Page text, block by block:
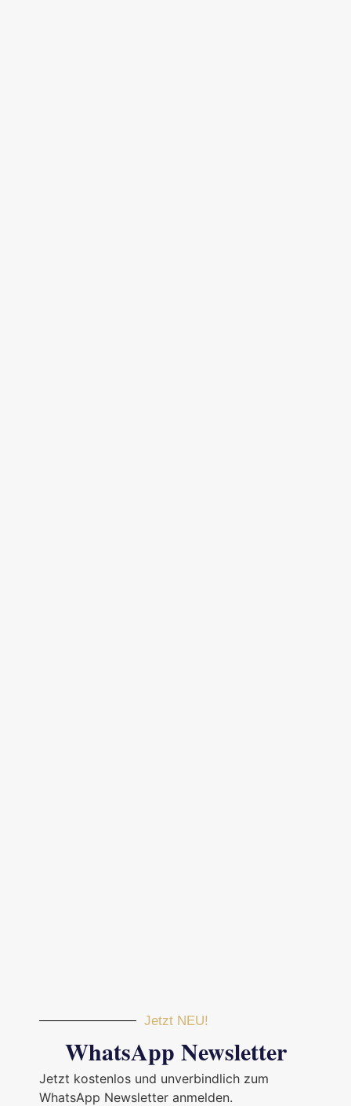
< Zurück zur Übersicht
Jetzt NEU!
WhatsApp Newsletter
Jetzt kostenlos und unverbindlich zum
WhatsApp Newsletter anmelden.